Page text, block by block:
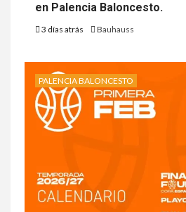
en Palencia Baloncesto.
3 días atrás Bauhauss
PALENCIA BALONCESTO